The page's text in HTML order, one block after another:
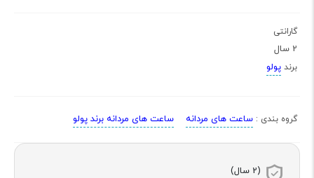
گارانتی
2 سال
برند پولو
گروه بندی : ساعت های مردانه ساعت های مردانه برند پولو
(2 سال)